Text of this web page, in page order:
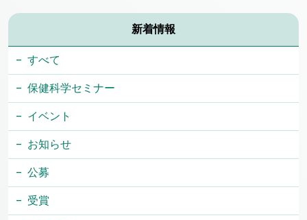
新着情報
すべて
保健科学セミナー
イベント
お知らせ
公募
受賞